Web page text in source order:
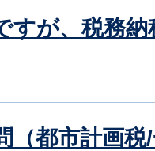
すが、税務
（都市計画税